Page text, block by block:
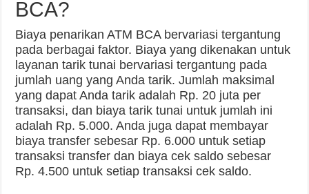
BCA?
Biaya penarikan ATM BCA bervariasi tergantung
pada berbagai faktor. Biaya yang dikenakan untuk
layanan tarik tunai bervariasi tergantung pada
jumlah uang yang Anda tarik. Jumlah maksimal
yang dapat Anda tarik adalah Rp. 20 juta per
transaksi, dan biaya tarik tunai untuk jumlah ini
adalah Rp. 5.000. Anda juga dapat membayar
biaya transfer sebesar Rp. 6.000 untuk setiap
transaksi transfer dan biaya cek saldo sebesar
Rp. 4.500 untuk setiap transaksi cek saldo.